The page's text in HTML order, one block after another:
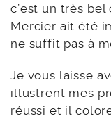
c’est un très
Mercier ait été
ne suffit pas à
Je vous laisse
illustrent mes
réussi et il